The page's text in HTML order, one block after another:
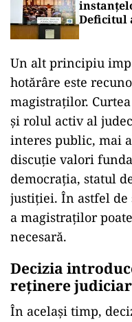
Deficitul
Un alt principiu
hotărâre este
magistraților.
și rolul activ al
interes public, mai
discuție valori
democrația, statul
justiției. În astfel
a magistraților
necesară.
Decizia
reținere
În același timp,